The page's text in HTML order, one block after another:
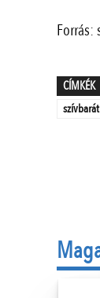
Forrás:
CÍMKÉK
szívbarát